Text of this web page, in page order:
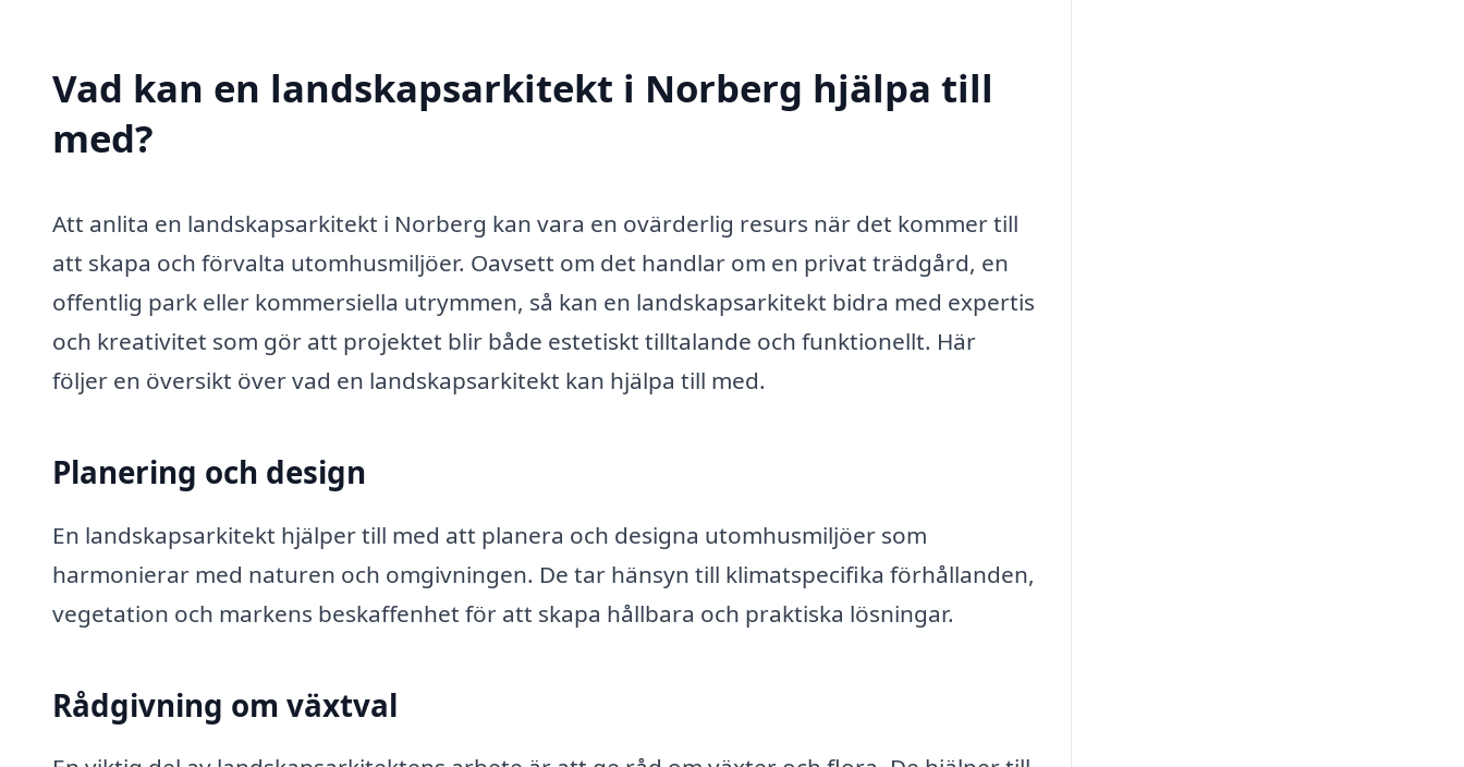
Vad kan en landskapsarkitekt i Norberg hjälpa till
med?
Att anlita en landskapsarkitekt i Norberg kan vara en ovärderlig resurs när det kommer till
att skapa och förvalta utomhusmiljöer. Oavsett om det handlar om en privat trädgård, en
offentlig park eller kommersiella utrymmen, så kan en landskapsarkitekt bidra med expertis
och kreativitet som gör att projektet blir både estetiskt tilltalande och funktionellt. Här
följer en översikt över vad en landskapsarkitekt kan hjälpa till med.
Planering och design
En landskapsarkitekt hjälper till med att planera och designa utomhusmiljöer som
harmonierar med naturen och omgivningen. De tar hänsyn till klimatspecifika förhållanden,
vegetation och markens beskaffenhet för att skapa hållbara och praktiska lösningar.
Rådgivning om växtval